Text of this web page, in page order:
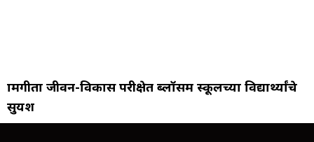
ग्रामगीता जीवन-विकास परीक्षेत ब्लॉसम स्कूलच्या विद्यार्थ्यांचे
सुयश